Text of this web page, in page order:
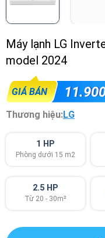
Máy lạnh LG
model 2024
GIÁ BÁN
Thương hiệu:LG
1 HP
Phòng dưới 15 m2
2.5 HP
Từ 20 - 30m²